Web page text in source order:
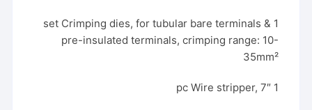
1 set Crimping dies, for tubular bare terminals &
pre-insulated terminals, crimping range: 10-
35mm²
1 pc Wire stripper, 7″